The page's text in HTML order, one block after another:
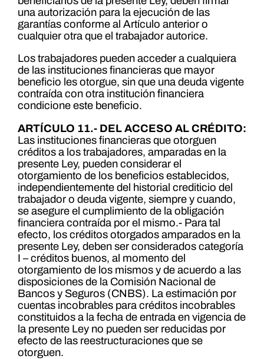
una autorización para la ejecución de las
garantías conforme al Artículo anterior o
cualquier otra que el trabajador autorice.
Los trabajadores pueden acceder a cualquiera
de las instituciones financieras que mayor
beneficio les otorgue, sin que una deuda vigente
contraída con otra institución financiera
condicione este beneficio.
ARTÍCULO 11.- DEL ACCESO AL CRÉDITO:
Las instituciones financieras que otorguen
créditos a los trabajadores, amparadas en la
presente Ley, pueden considerar el
otorgamiento de los beneficios establecidos,
independientemente del historial crediticio del
trabajador o deuda vigente, siempre y cuando,
se asegure el cumplimiento de la obligación
financiera contraída por el mismo.- Para tal
efecto, los créditos otorgados amparados en la
presente Ley, deben ser considerados categoría
I – créditos buenos, al momento del
otorgamiento de los mismos y de acuerdo a las
disposiciones de la Comisión Nacional de
Bancos y Seguros (CNBS). La estimación por
cuentas incobrables para créditos incobrables
constituidos a la fecha de entrada en vigencia de
la presente Ley no pueden ser reducidas por
efecto de las reestructuraciones que se
otorguen.